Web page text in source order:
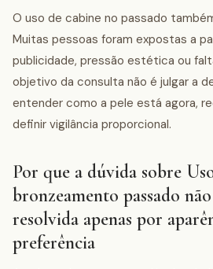
O uso de cabine no passado
Muitas pessoas foram expostas a
publicidade, pressão estética ou
objetivo da consulta não é julgar a
entender como a pele está agora,
definir vigilância proporcional.
Por que a dúvida sobre
bronzeamento passado
resolvida apenas por
preferência